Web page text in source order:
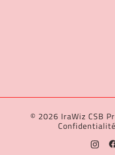
© 2026 IraWiz CSB
Confidentialité